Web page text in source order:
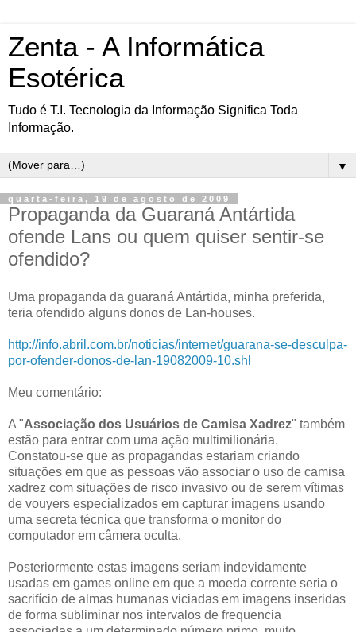
Zenta - A Informática
Esotérica
Tudo é T.I. Tecnologia da Informação Significa Toda
Informação.
▼
quarta-feira, 19 de agosto de 2009
Propaganda da Guaraná Antártida
ofende Lans ou quem quiser sentir-se
ofendido?
Uma propaganda da guaraná Antártida, minha preferida,
teria ofendido alguns donos de Lan-houses.
http://info.abril.com.br/noticias/internet/guarana-se-desculpa-
por-ofender-donos-de-lan-19082009-10.shl
Meu comentário:
A "Associação dos Usuários de Camisa Xadrez" também
estão para entrar com uma ação multimilionária.
Constatou-se que as propagandas estariam criando
situações em que as pessoas vão associar o uso de camisa
xadrez com situações de risco invasivo ou de serem vítimas
de vouyers especializados em capturar imagens usando
uma secreta técnica que transforma o monitor do
computador em câmera oculta.
Posteriormente estas imagens seriam indevidamente
usadas em games online em que a moeda corrente seria o
sacrifício de almas humanas viciadas em imagens inseridas
de forma subliminar nos intervalos de frequencia